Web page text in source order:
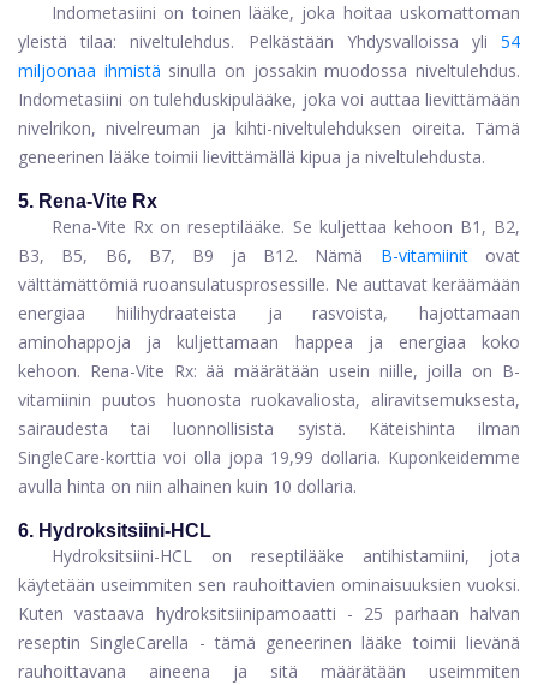
Indometasiini on toinen lääke, joka hoitaa uskomattoman
yleistä tilaa: niveltulehdus. Pelkästään Yhdysvalloissa yli
54
miljoonaa ihmistä sinulla on jossakin muodossa niveltulehdus.
Indometasiini on tulehduskipulääke, joka voi auttaa lievittämään
nivelrikon, nivelreuman ja kihti-niveltulehduksen oireita. Tämä
geneerinen lääke toimii lievittämällä kipua ja niveltulehdusta.
5. Rena-Vite Rx
Rena-Vite Rx on reseptilääke. Se kuljettaa kehoon B1, B2,
B3, B5, B6, B7, B9 ja B12. Nämä
B-vitamiinit
ovat
välttämättömiä ruoansulatusprosessille. Ne auttavat keräämään
energiaa hiilihydraateista ja rasvoista, hajottamaan
aminohappoja ja kuljettamaan happea ja energiaa koko
kehoon. Rena-Vite Rx: ää määrätään usein niille, joilla on B-
vitamiinin puutos huonosta ruokavaliosta, aliravitsemuksesta,
sairaudesta tai luonnollisista syistä. Käteishinta ilman
SingleCare-korttia voi olla jopa 19,99 dollaria. Kuponkeidemme
avulla hinta on niin alhainen kuin 10 dollaria.
6. Hydroksitsiini-HCL
Hydroksitsiini-HCL
on reseptilääke antihistamiini, jota
käytetään useimmiten sen rauhoittavien ominaisuuksien vuoksi.
Kuten vastaava hydroksitsiinipamoaatti - 25 parhaan halvan
reseptin SingleCarella - tämä geneerinen lääke toimii lievänä
rauhoittavana aineena ja sitä määrätään useimmiten